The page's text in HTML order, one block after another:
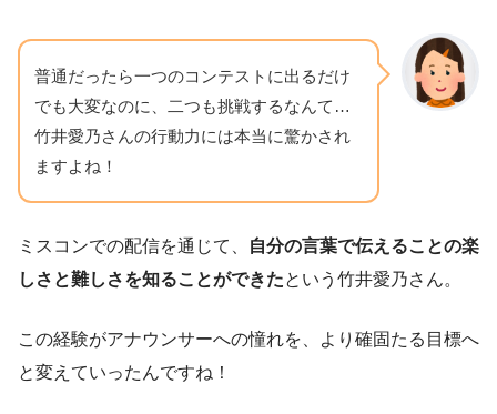
普通だったら一つのコンテストに出るだけ
でも大変なのに、二つも挑戦するなんて…
竹井愛乃さんの行動力には本当に驚かされ
ますよね！
ミスコンでの配信を通じて、
自分の言葉で伝えることの楽
しさと難しさを知ることができたという竹井愛乃さん。
この経験がアナウンサーへの憧れを、より確固たる目標へ
と変えていったんですね！